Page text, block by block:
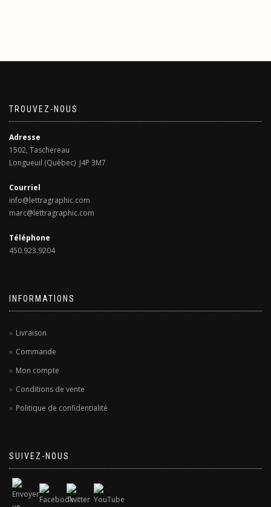
TROUVEZ-NOUS
Adresse
1502, Taschereau
Longueuil (Québec) J4P 3M7
Courriel
info@lettragraphic.com
marc@lettragraphic.com
Téléphone
450.923.9204
INFORMATIONS
Livraison
Commande
Mon compte
Conditions de vente
Politique de confidentialité
SUIVEZ-NOUS